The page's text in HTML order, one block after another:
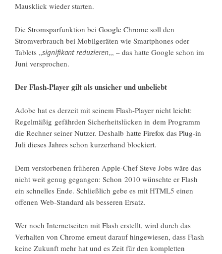
Mausklick wieder starten.
Die Stromsparfunktion bei Google Chrome soll den
Stromverbrauch bei Mobilgeräten wie Smartphones oder
Tablets „signifikant reduzieren„, – das hatte Google schon im
Juni versprochen.
Der Flash-Player gilt als unsicher und unbeliebt
Adobe hat es derzeit mit seinem Flash-Player nicht leicht:
Regelmäßig gefährden Sicherheitslücken in dem Programm
die Rechner seiner Nutzer. Deshalb hatte Firefox das Plug-in
Juli dieses Jahres schon kurzerhand blockiert.
Dem verstorbenen früheren Apple-Chef Steve Jobs wäre das
nicht weit genug gegangen: Schon 2010 wünschte er Flash
ein schnelles Ende. Schließlich gebe es mit HTML5 einen
offenen Web-Standard als besseren Ersatz.
Wer noch Internetseiten mit Flash erstellt, wird durch das
Verhalten von Chrome erneut darauf hingewiesen, dass Flash
keine Zukunft mehr hat und es Zeit für den kompletten